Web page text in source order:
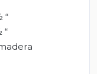
“
“